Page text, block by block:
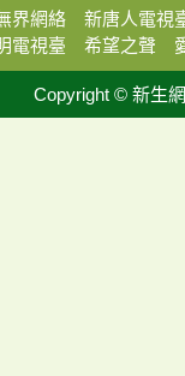
界網絡
新唐人電視
電視臺 希望之聲
Copyright © 新生